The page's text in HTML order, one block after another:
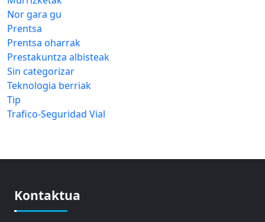
Nor gara gu
Prentsa
Prentsa oharrak
Prestakuntza albisteak
Sin categorizar
Teknologia berriak
Tip
Trafico-Seguridad Vial
Kontaktua